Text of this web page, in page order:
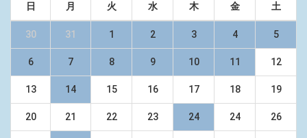
日 月 火 水 木 金 土
30 31 1 2 3 4 5
6 7 8 9 10 11 12
13 14 15 16 17 18 19
20 21 22 23 24 24 26